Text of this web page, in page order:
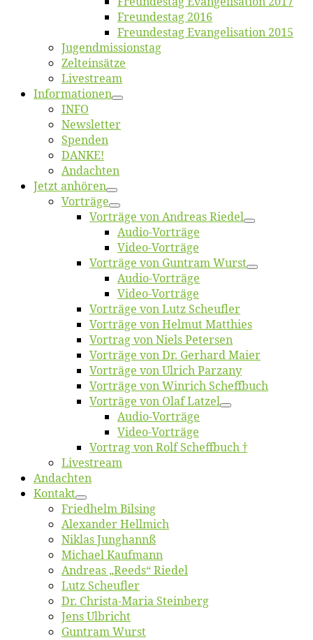
Freun­des­tag 2016
Freun­des­tag Evan­ge­li­sa­ti­on 2015
Jugend­mis­sions­tag
Zelt­ein­sät­ze
Live­stream
Informatio­nen
INFO
News­let­ter
Spen­den
DANKE!
An­dach­ten
Jetzt an­hö­ren
Vor­trä­ge
Vor­trä­ge von An­dre­as Riedel
Au­dio-Vor­trä­ge
Vi­deo-Vor­trä­ge
Vor­trä­ge von Gun­tram Wurst
Au­dio-Vor­trä­ge
Vi­deo-Vor­trä­ge
Vor­trä­ge von Lutz Scheufler
Vor­trä­ge von Hel­mut Matthies
Vor­trag von Niels Petersen
Vor­trä­ge von Dr. Ger­hard Maier
Vor­trä­ge von Ul­rich Parzany
Vor­trä­ge von Win­rich Scheffbuch
Vor­trä­ge von Olaf Latzel
Au­dio-Vor­trä­ge
Vi­deo-Vor­trä­ge
Vor­trag von Rolf Scheffbuch †
Live­stream
An­dach­ten
Kon­takt
Fried­helm Bilsing
Alex­an­der Hellmich
Ni­klas Junghannß
Mi­cha­el Kaufmann
An­dre­as „Reeds“ Riedel
Lutz Scheuf­ler
Dr. Chris­­ta-Ma­ria Steinberg
Jens Ulb­richt
Gun­tram Wurst